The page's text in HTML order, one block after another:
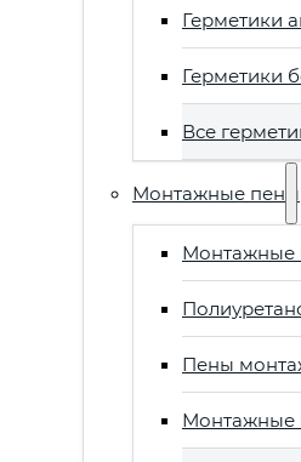
Герметики
Герметики
Все
Монтажные пены
Монтажные
Пены
Монтажные